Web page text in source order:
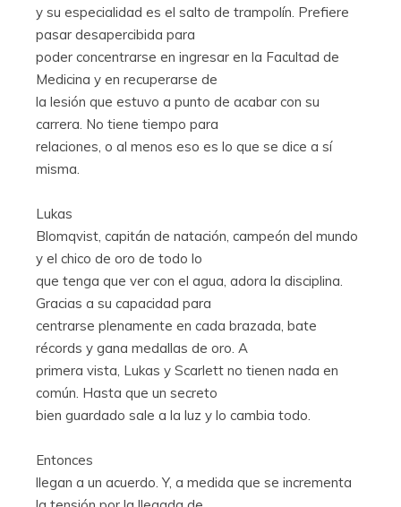
y su especialidad es el salto de trampolín. Prefiere
pasar desapercibida para
poder concentrarse en ingresar en la Facultad de
Medicina y en recuperarse de
la lesión que estuvo a punto de acabar con su
carrera. No tiene tiempo para
relaciones, o al menos eso es lo que se dice a sí
misma.
Lukas
Blomqvist, capitán de natación, campeón del mundo
y el chico de oro de todo lo
que tenga que ver con el agua, adora la disciplina.
Gracias a su capacidad para
centrarse plenamente en cada brazada, bate
récords y gana medallas de oro. A
primera vista, Lukas y Scarlett no tienen nada en
común. Hasta que un secreto
bien guardado sale a la luz y lo cambia todo.
Entonces
llegan a un acuerdo. Y, a medida que se incrementa